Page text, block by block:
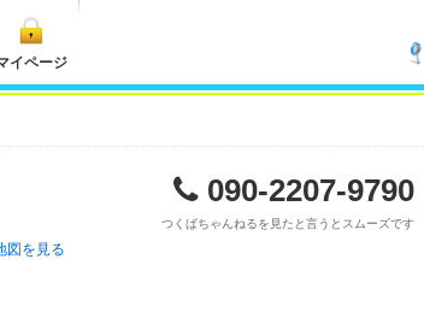
イページ
内
索
090-2207-9790
つくばちゃんねるを見たと言うとスムーズです
図を見る